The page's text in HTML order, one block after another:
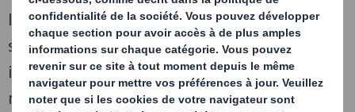
Il est prouvé que 70% des décisions d'achat
sont prises sur le point de vente. Il est donc
important de vous fournir des solutions qui
mettent en valeur vos produits et permettent